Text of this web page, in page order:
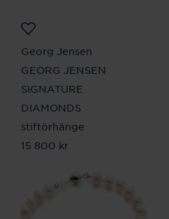
Georg Jensen
GEORG JENSEN
SIGNATURE
DIAMONDS
stiftörhänge
Pris:15 800 kr
15 800 kr